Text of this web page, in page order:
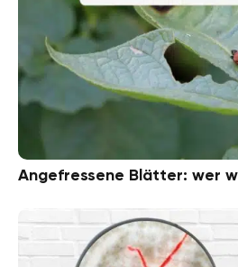
Angefressene Blätter: wer